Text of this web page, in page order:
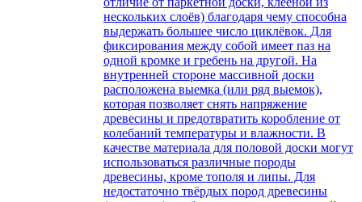
нескольких слоёв) благодаря чему способна
выдержать большее число циклёвок. Для
фиксирования между собой имеет паз на
одной кромке и гребень на другой. На
внутренней стороне массивной доски
расположена выемка (или ряд выемок),
которая позволяет снять напряжение
древесины и предотвратить коробление от
колебаний температуры и влажности. В
качестве материала для половой доски могут
использоваться различные породы
древесины, кроме тополя и липы. Для
недостаточно твёрдых пород древесины